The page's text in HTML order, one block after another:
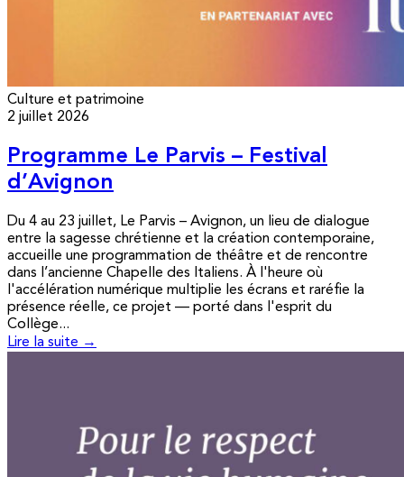
Culture et patrimoine
2 juillet 2026
Programme Le Parvis – Festival
d’Avignon
Du 4 au 23 juillet, Le Parvis – Avignon, un lieu de dialogue
entre la sagesse chrétienne et la création contemporaine,
accueille une programmation de théâtre et de rencontre
dans l’ancienne Chapelle des Italiens. À l'heure où
l'accélération numérique multiplie les écrans et raréfie la
présence réelle, ce projet — porté dans l'esprit du
Collège...
Lire la suite →